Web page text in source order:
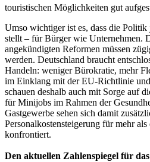
touristischen Möglichkeiten gut
Umso wichtiger ist es, dass die
stellt – für Bürger wie Unternehmen.
angekündigten Reformen müssen
werden. Deutschland braucht
Handeln: weniger Bürokratie, mehr
im Einklang mit der EU-Richtlinie
schauen deshalb auch mit Sorge auf
für Minijobs im Rahmen der
Gastgewerbe sehen sich damit
Personalkostensteigerung für mehr
konfrontiert.
Den aktuellen Zahlenspiegel für